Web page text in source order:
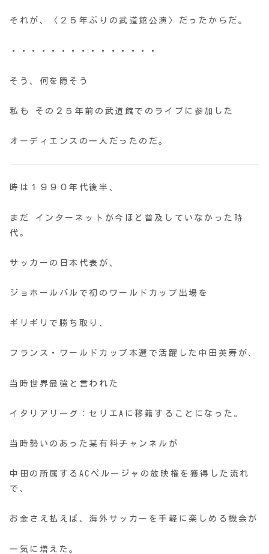
それが、〈２５年ぶりの武道館公演〉だったからだ。
・・・・・・・・・・・・・・・
そう、何を隠そう
私も その２５年前の武道館でのライブに参加した
オーディエンスの一人だったのだ。
時は１９９０年代後半、
まだ インターネットが今ほど普及していなかった時
代。
サッカーの日本代表が、
ジョホールバルで初のワールドカップ出場を
ギリギリで勝ち取り、
フランス・ワールドカップ本選で活躍した中田英寿が、
当時世界最強と言われた
イタリアリーグ：セリエAに移籍することになった。
当時勢いのあった某有料チャンネルが
中田の所属するACペルージャの放映権を獲得した流れ
で、
お金さえ払えば、海外サッカーを手軽に楽しめる機会が
一気に増えた。